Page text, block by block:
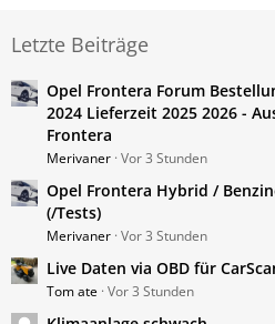
Letzte Beiträge
Opel Frontera Forum
2024 Lieferzeit 2025 2026 -
Frontera
Merivaner Vor 3 Stunden
Opel Frontera Hybrid /
(/Tests)
Merivaner Vor 3 Stunden
Live Daten via OBD für
Tom ate Vor 3 Stunden